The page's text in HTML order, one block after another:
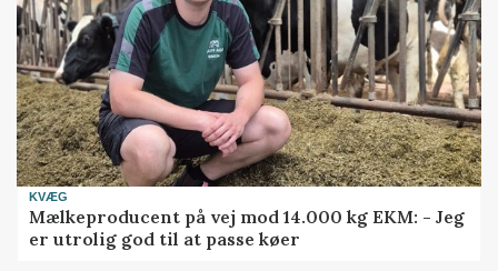
KVÆG
Mælkeproducent på vej mod 14.000 kg EKM: - Jeg
er utrolig god til at passe køer